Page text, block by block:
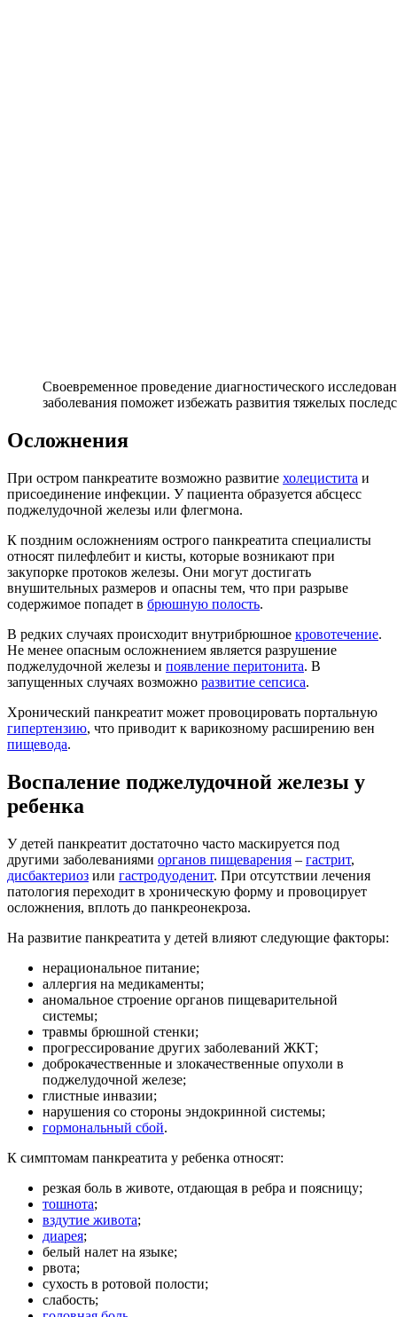
Своевременное проведение диагностического
заболевания поможет избежать развития тяжелых
Осложнения
При остром панкреатите возможно развитие холецистита и
присоединение инфекции. У пациента образуется абсцесс
поджелудочной железы или флегмона.
К поздним осложнениям острого панкреатита специалисты
относят пилефлебит и кисты, которые возникают при
закупорке протоков железы. Они могут достигать
внушительных размеров и опасны тем, что при разрыве
содержимое попадет в брюшную полость.
В редких случаях происходит внутрибрюшное кровотечение.
Не менее опасным осложнением является разрушение
поджелудочной железы и появление перитонита. В
запущенных случаях возможно развитие сепсиса.
Хронический панкреатит может провоцировать портальную
гипертензию, что приводит к варикозному расширению вен
пищевода.
Воспаление поджелудочной железы у
ребенка
У детей панкреатит достаточно часто маскируется под
другими заболеваниями органов пищеварения – гастрит,
дисбактериоз или гастродуоденит. При отсутствии лечения
патология переходит в хроническую форму и провоцирует
осложнения, вплоть до панкреонекроза.
На развитие панкреатита у детей влияют следующие факторы:
нерациональное питание;
аллергия на медикаменты;
аномальное строение органов пищеварительной
системы;
травмы брюшной стенки;
прогрессирование других заболеваний ЖКТ;
доброкачественные и злокачественные опухоли в
поджелудочной железе;
глистные инвазии;
нарушения со стороны эндокринной системы;
гормональный сбой.
К симптомам панкреатита у ребенка относят:
резкая боль в животе, отдающая в ребра и поясницу;
тошнота;
вздутие живота;
диарея;
белый налет на языке;
рвота;
сухость в ротовой полости;
слабость;